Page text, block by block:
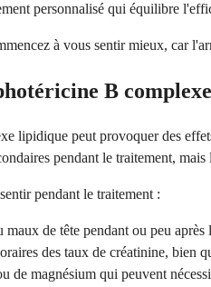
personnalisé qui équilibre
à vous sentir mieux, car
B
lipidique peut provoquer des
pendant le traitement,
pendant le traitement :
maux de tête pendant ou peu
des taux de créatinine, bien
de magnésium qui peuvent